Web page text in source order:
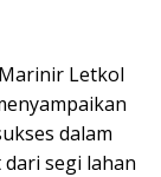
Letkol
dalam
segi lahan